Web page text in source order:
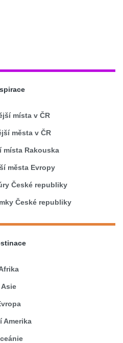
místa v ČR
města v ČR
místa Rakouska
města Evropy
České republiky
České republiky
Asie
Amerika